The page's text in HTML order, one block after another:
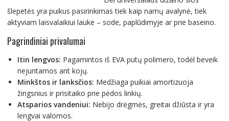
šlepetės yra puikus pasirinkimas tiek kaip namų avalynė, tiek
aktyviam laisvalaikiui lauke – sode, paplūdimyje ar prie baseino.
Pagrindiniai privalumai
Itin lengvos: Pagamintos iš EVA putų polimero, todėl beveik
nejuntamos ant kojų.
Minkštos ir lanksčios: Medžiaga puikiai amortizuoja
žingsnius ir prisitaiko prie pėdos linkių.
Atsparios vandeniui: Nebijo drėgmės, greitai džiūsta ir yra
lengvai valomos.